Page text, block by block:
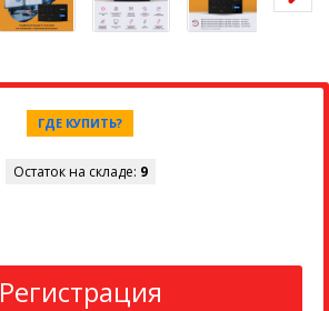
ГДЕ КУПИТЬ?
Остаток на складе: 9
Регистрация